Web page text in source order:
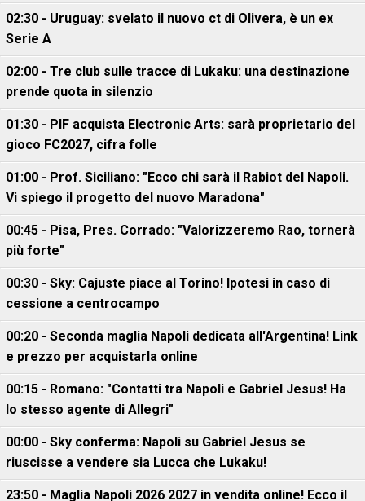
02:30 - Uruguay: svelato il nuovo ct di Olivera, è un ex
Serie A
02:00 - Tre club sulle tracce di Lukaku: una destinazione
prende quota in silenzio
01:30 - PIF acquista Electronic Arts: sarà proprietario del
gioco FC2027, cifra folle
01:00 - Prof. Siciliano: "Ecco chi sarà il Rabiot del Napoli.
Vi spiego il progetto del nuovo Maradona"
00:45 - Pisa, Pres. Corrado: "Valorizzeremo Rao, tornerà
più forte"
00:30 - Sky: Cajuste piace al Torino! Ipotesi in caso di
cessione a centrocampo
00:20 - Seconda maglia Napoli dedicata all'Argentina! Link
e prezzo per acquistarla online
00:15 - Romano: "Contatti tra Napoli e Gabriel Jesus! Ha
lo stesso agente di Allegri"
00:00 - Sky conferma: Napoli su Gabriel Jesus se
riuscisse a vendere sia Lucca che Lukaku!
23:50 - Maglia Napoli 2026 2027 in vendita online! Ecco il